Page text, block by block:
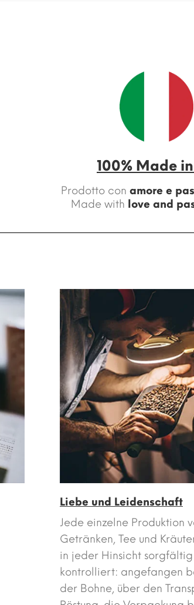
100% Made
Prodotto con amore e
Made with love and
Liebe und Leidenschaft
Jede einzelne Produktion
Getränken, Tee und
in jeder Hinsicht sorgfältig
kontrolliert: angefangen
der Bohne, über den